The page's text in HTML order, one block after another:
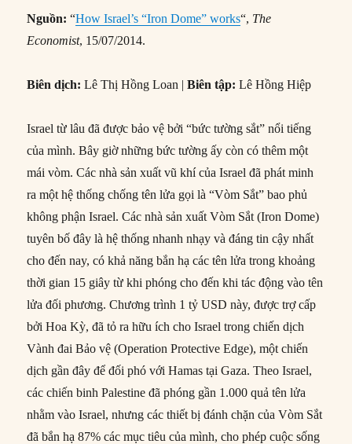
Nguồn: “How Israel’s “Iron Dome” works“, The
Economist, 15/07/2014.
Biên dịch: Lê Thị Hồng Loan |Biên tập: Lê Hồng Hiệp
Israel từ lâu đã được bảo vệ bởi “bức tường sắt” nổi tiếng
của mình. Bây giờ những bức tường ấy còn có thêm một
mái vòm. Các nhà sản xuất vũ khí của Israel đã phát minh
ra một hệ thống chống tên lửa gọi là “Vòm Sắt” bao phủ
không phận Israel. Các nhà sản xuất Vòm Sắt (Iron Dome)
tuyên bố đây là hệ thống nhanh nhạy và đáng tin cậy nhất
cho đến nay, có khả năng bắn hạ các tên lửa trong khoảng
thời gian 15 giây từ khi phóng cho đến khi tác động vào tên
lửa đối phương. Chương trình 1 tỷ USD này, được trợ cấp
bởi Hoa Kỳ, đã tỏ ra hữu ích cho Israel trong chiến dịch
Vành đai Bảo vệ (Operation Protective Edge), một chiến
dịch gần đây để đối phó với Hamas tại Gaza. Theo Israel,
các chiến binh Palestine đã phóng gần 1.000 quả tên lửa
nhằm vào Israel, nhưng các thiết bị đánh chặn của Vòm Sắt
đã bắn hạ 87% các mục tiêu của mình, cho phép cuộc sống